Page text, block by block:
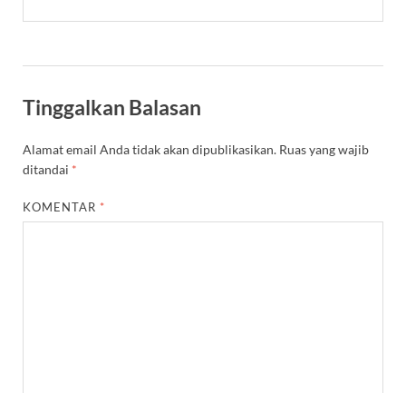
Tinggalkan Balasan
Alamat email Anda tidak akan dipublikasikan. Ruas yang wajib
ditandai *
KOMENTAR *